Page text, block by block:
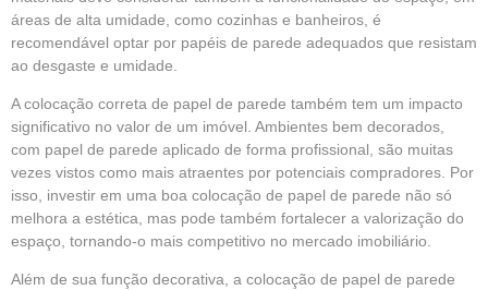
áreas de alta umidade, como cozinhas e banheiros, é
recomendável optar por papéis de parede adequados que resistam
ao desgaste e umidade.
A colocação correta de papel de parede também tem um impacto
significativo no valor de um imóvel. Ambientes bem decorados,
com papel de parede aplicado de forma profissional, são muitas
vezes vistos como mais atraentes por potenciais compradores. Por
isso, investir em uma boa colocação de papel de parede não só
melhora a estética, mas pode também fortalecer a valorização do
espaço, tornando-o mais competitivo no mercado imobiliário.
Além de sua função decorativa, a colocação de papel de parede